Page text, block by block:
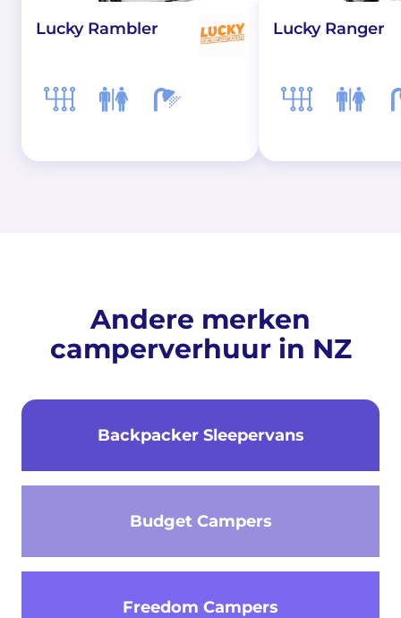
Lucky Rambler Lucky Ranger
Andere merken
camperverhuur in NZ
Backpacker Sleepervans
Budget Campers
Freedom Campers